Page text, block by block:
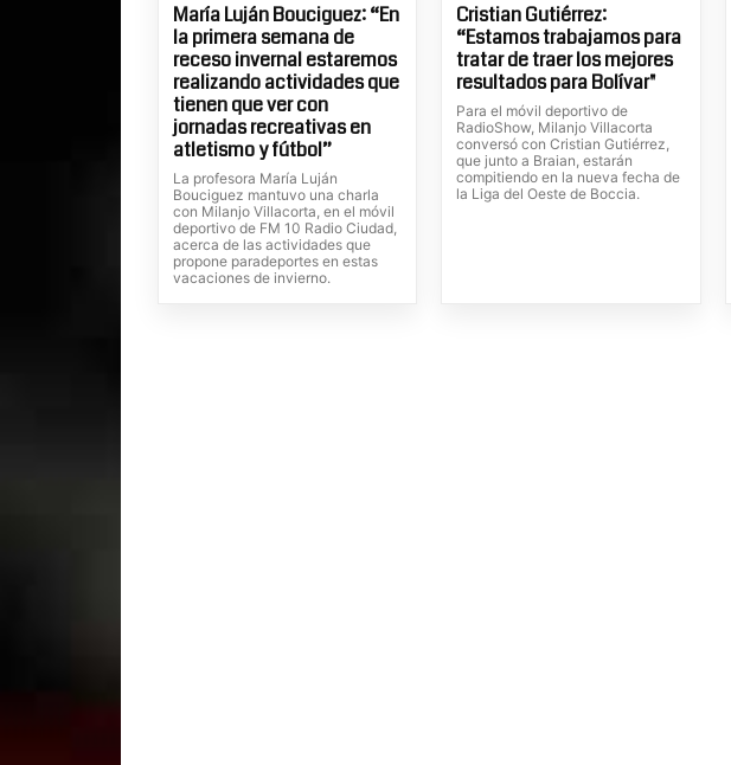
María Luján Bouciguez: “En
la primera semana de
receso invernal estaremos
realizando actividades que
tienen que ver con
jornadas recreativas en
atletismo y fútbol”
La profesora María Luján
Bouciguez mantuvo una charla
con Milanjo Villacorta, en el móvil
deportivo de FM 10 Radio Ciudad,
acerca de las actividades que
propone paradeportes en estas
vacaciones de invierno.
Cristian Gutiérrez:
“Estamos trabajamos para
tratar de traer los mejores
resultados para Bolívar"
Para el móvil deportivo de
RadioShow, Milanjo Villacorta
conversó con Cristian Gutiérrez,
que junto a Braian, estarán
compitiendo en la nueva fecha de
la Liga del Oeste de Boccia.